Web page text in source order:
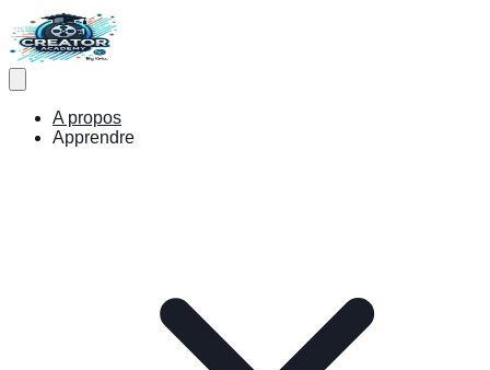
A propos
Apprendre